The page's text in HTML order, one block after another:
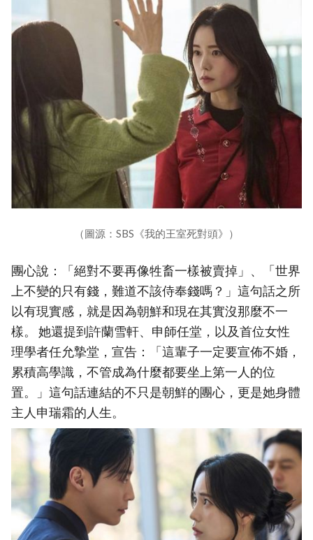
（圖源：SBS《我的王室死對頭》）
團心說：「絕對不要再像牲畜一樣被賣掉」、「世界
上不變的只有錢，難道不該侍奉錢嗎？」這句話之所
以有現實感，就是因為朝鮮和現在其實沒那麼不一
樣。 她還提到許蘭雪軒、申師任堂，以及首位女性
理學者任允摯堂，宣告：「這輩子一定要宣佈不婚，
累積高學識，不管成為什麼都要坐上第一人的位
置。」這句話連結的不只是朝鮮的團心，更是她身體
主人申瑞霜的人生。